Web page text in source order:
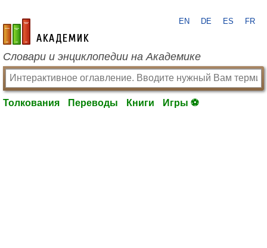
academic.ru
EN DE ES FR
Словари и энциклопедии на Академике
Толкования Переводы Книги Игры ⚽